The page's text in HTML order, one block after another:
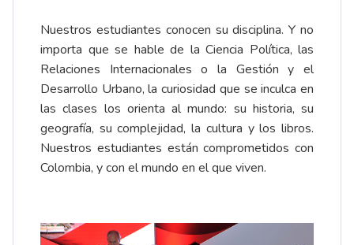
Nuestros estudiantes conocen su disciplina. Y no
importa que se hable de la Ciencia Política, las
Relaciones Internacionales o la Gestión y el
Desarrollo Urbano, la curiosidad que se inculca en
las clases los orienta al mundo: su historia, su
geografía, su complejidad, la cultura y los libros.
Nuestros estudiantes están comprometidos con
Colombia, y con el mundo en el que viven.